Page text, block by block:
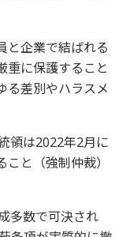
と企業で結ばれる
重に保護すること
る差別やハラスメ
領は2022年2月に
と（強制仲裁）
多数で可決され